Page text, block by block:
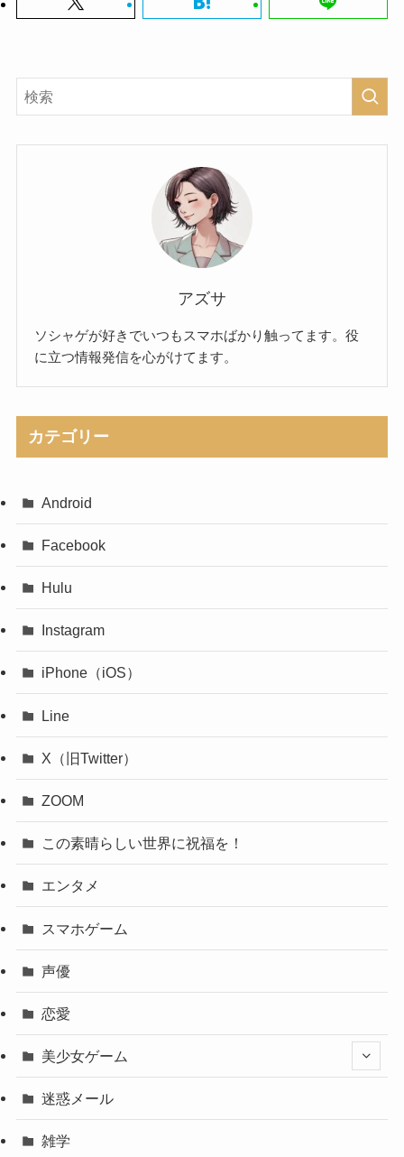
アズサ
ソシャゲが好きでいつもスマホばかり触ってます。役
に立つ情報発信を心がけてます。
カテゴリー
Android
Facebook
Hulu
Instagram
iPhone（iOS）
Line
X（旧Twitter）
ZOOM
この素晴らしい世界に祝福を！
エンタメ
スマホゲーム
声優
恋愛
美少女ゲーム
迷惑メール
雑学